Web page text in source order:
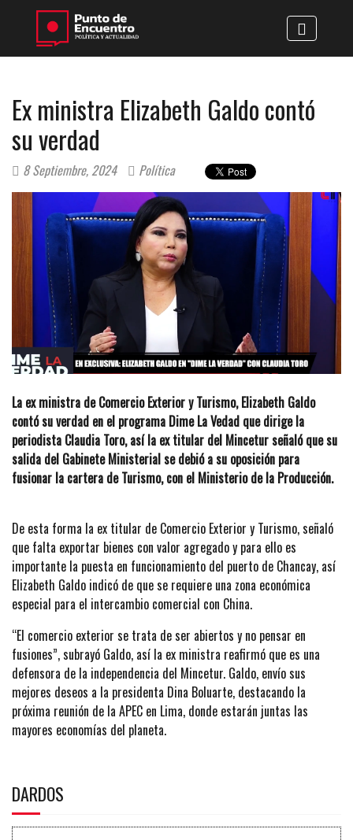
Ex ministra Elizabeth Galdo contó
su verdad
8 Septiembre, 2024 Política
La ex ministra de Comercio Exterior y Turismo, Elizabeth Galdo
contó su verdad en el programa Dime La Vedad que dirige la
periodista Claudia Toro, así la ex titular del Mincetur señaló que su
salida del Gabinete Ministerial se debió a su oposición para
fusionar la cartera de Turismo, con el Ministerio de la Producción.
De esta forma la ex titular de Comercio Exterior y Turismo, señaló
que falta exportar bienes con valor agregado y para ello es
importante la puesta en funcionamiento del puerto de Chancay, así
Elizabeth Galdo indicó de que se requiere una zona económica
especial para el intercambio comercial con China.
“El comercio exterior se trata de ser abiertos y no pensar en
fusiones”, subrayó Galdo, así la ex ministra reafirmó que es una
defensora de la independencia del Mincetur. Galdo, envío sus
mejores deseos a la presidenta Dina Boluarte, destacando la
próxima reunión de la APEC en Lima, donde estarán juntas las
mayores economías del planeta.
DARDOS